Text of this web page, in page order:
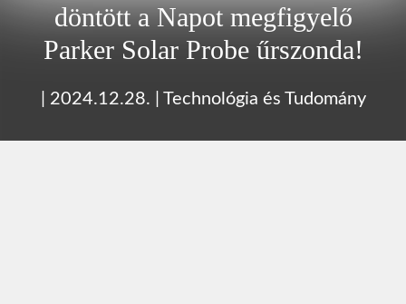
döntött a Napot megfigyelő
Parker Solar Probe űrszonda!
2024.12.28. Technológia és Tudomány